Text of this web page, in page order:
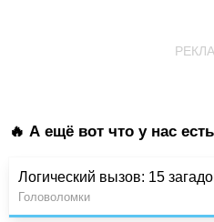
🔥 А ещё вот что у нас
Логический вызов: 15
Головоломки